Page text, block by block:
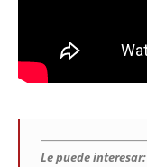
Le puede interesar: